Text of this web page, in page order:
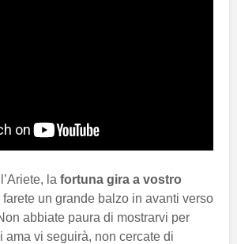
la fortuna gira a vostro
un grande balzo in avanti verso
abbiate paura di mostrarvi per
ama vi seguirà, non cercate di